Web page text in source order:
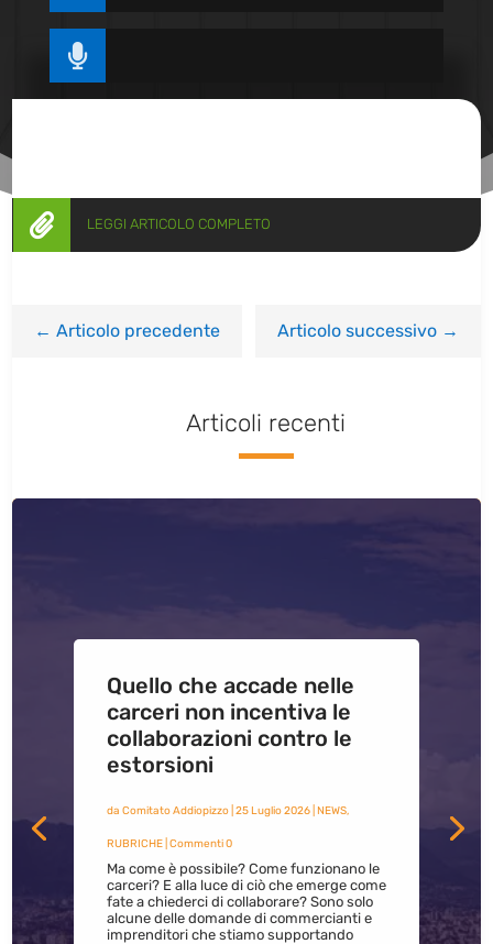

 LEGGI ARTICOLO COMPLETO
←Articolo precedente Articolo successivo→
Articoli recenti
Quello che accade nelle
carceri non incentiva le
collaborazioni contro le
estorsioni
da Comitato Addiopizzo| 25 Luglio 2026| NEWS,
RUBRICHE| Commenti 0
Ma come è possibile? Come funzionano le
carceri? E alla luce di ciò che emerge come
fate a chiederci di collaborare? Sono solo
alcune delle domande di commercianti e
imprenditori che stiamo supportando